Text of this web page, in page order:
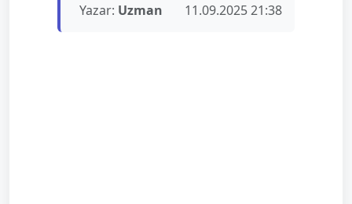
Yazar: Uzman 11.09.2025 21:38